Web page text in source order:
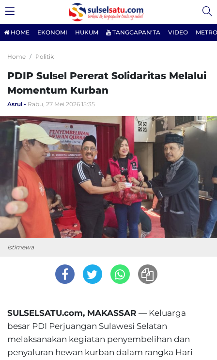
HOME EKONOMI HUKUM TANGGAPAN'TA VIDEO
Home Politik
PDIP Sulsel Pererat Solidaritas Melalui
Momentum Kurban
Asrul Rabu, 27 Mei 2026 15:35
istimewa
SULSELSATU.com, MAKASSAR — Keluarga
besar PDI Perjuangan Sulawesi Selatan
melaksanakan kegiatan penyembelihan dan
penyaluran hewan kurban dalam rangka Hari